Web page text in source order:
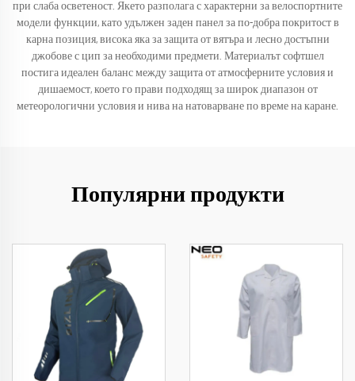
при слаба осветеност. Якето разполага с характерни за велоспортните
модели функции, като удължен заден панел за по-добра покритост в
карна позиция, висока яка за защита от вятъра и лесно достъпни
джобове с цип за необходими предмети. Материалът софтшел
постига идеален баланс между защита от атмосферните условия и
дишаемост, което го прави подходящ за широк диапазон от
метеорологични условия и нива на натоварване по време на каране.
Популярни продукти